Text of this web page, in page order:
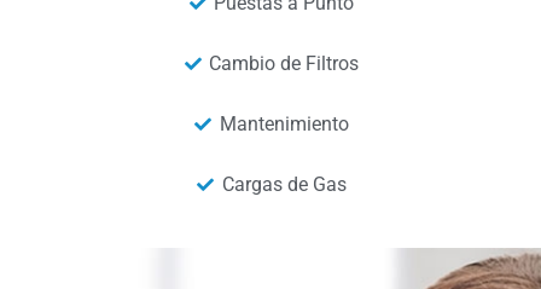
Cambio de Filtros
Mantenimiento
Cargas de Gas